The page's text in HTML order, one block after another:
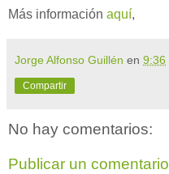
Más información aquí,
Jorge Alfonso Guillén en 9:36
Compartir
No hay comentarios:
Publicar un comentario